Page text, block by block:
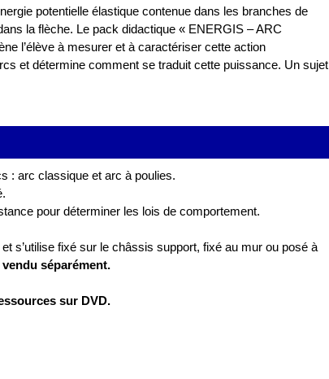
potentielle élastique contenue dans les branches de
la flèche. Le pack didactique « ENERGIS – ARC
l’élève à mesurer et à caractériser cette action
et détermine comment se traduit cette puissance. Un sujet
: arc classique et arc à poulies.
pour déterminer les lois de comportement.
s’utilise fixé sur le châssis support, fixé au mur ou posé à
séparément.
sur DVD.